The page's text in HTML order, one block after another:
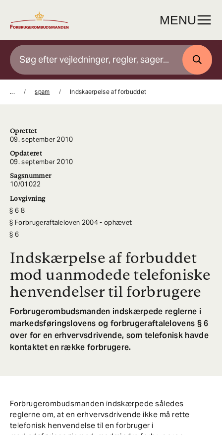
indhold
MENU
SØG
... spam Indskaerpelse af forbuddet
Oprettet
09. september 2010
Opdateret
09. september 2010
Sagsnummer
10/01022
Lovgivning
6 8
Forbrugeraftaleloven 2004 - ophævet
6
Indskærpelse af forbuddet
mod uanmodede telefoniske
henvendelser til forbrugere
Forbrugerombudsmanden indskærpede reglerne i
markedsføringslovens og forbrugeraftalelovens § 6
over for en erhvervsdrivende, som telefonisk havde
kontaktet en række forbrugere.
Forbrugerombudsmanden indskærpede således
reglerne om, at en erhvervsdrivende ikke må rette
telefonisk henvendelse til en forbruger i